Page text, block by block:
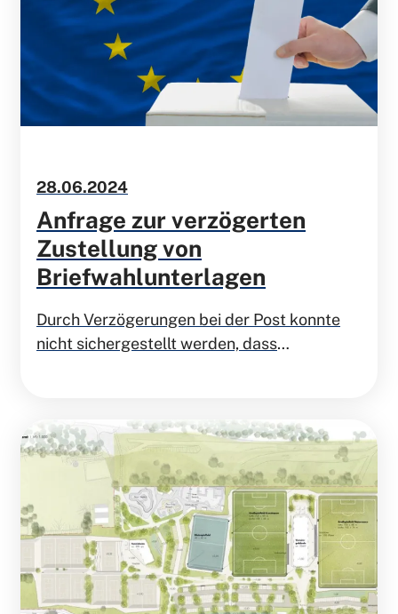
28.06.2024
Anfrage zur verzögerten
Zustellung von
Briefwahlunterlagen
Durch Verzögerungen bei der Post konnte
nicht sichergestellt werden, dass
und in den Sozialen Medien. Für die Freien
Demokraten ist das Wahlrecht in einer
Demokratie ein hohes gut.